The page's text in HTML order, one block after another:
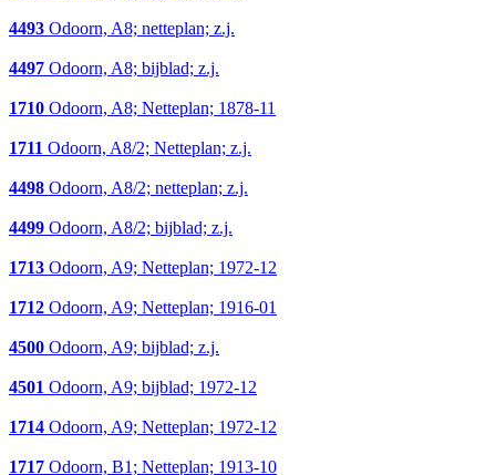
4493 Odoorn, A8; netteplan; z.j.
4497 Odoorn, A8; bijblad; z.j.
1710 Odoorn, A8; Netteplan; 1878-11
1711 Odoorn, A8/2; Netteplan; z.j.
4498 Odoorn, A8/2; netteplan; z.j.
4499 Odoorn, A8/2; bijblad; z.j.
1713 Odoorn, A9; Netteplan; 1972-12
1712 Odoorn, A9; Netteplan; 1916-01
4500 Odoorn, A9; bijblad; z.j.
4501 Odoorn, A9; bijblad; 1972-12
1714 Odoorn, A9; Netteplan; 1972-12
1717 Odoorn, B1; Netteplan; 1913-10